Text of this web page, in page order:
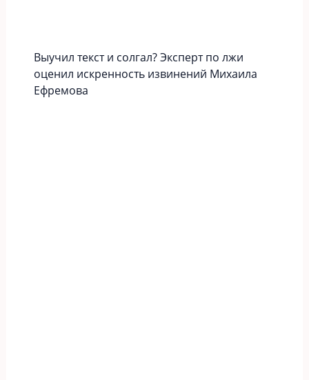
Выучил текст и солгал? Эксперт по лжи
оценил искренность извинений Михаила
Ефремова